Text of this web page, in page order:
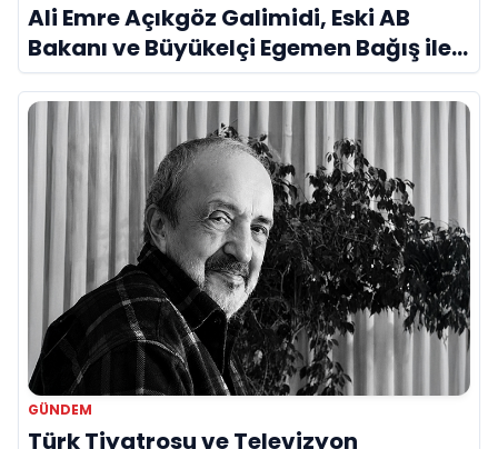
Ali Emre Açıkgöz Galimidi, Eski AB
Bakanı ve Büyükelçi Egemen Bağış ile
Bir Araya Geldi
GÜNDEM
Türk Tiyatrosu ve Televizyon